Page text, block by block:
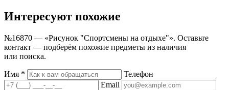
Интересуют похожие
№16870 — «Рисунок "Спортсмены на отдыхе"». Оставьте
контакт — подберём похожие предметы из наличия
или поиска.
Имя *
Телефон
Email